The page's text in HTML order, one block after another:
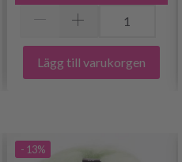
Lägg till varukorgen
- 13%